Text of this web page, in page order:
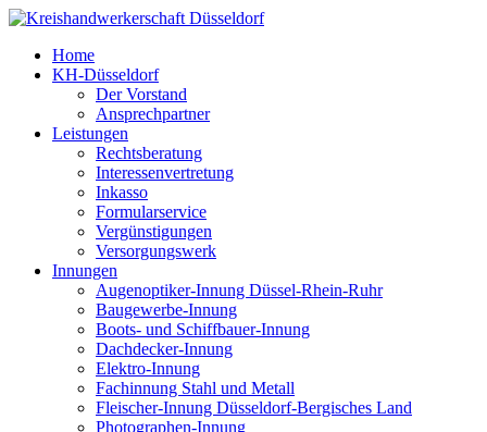
Home
KH-Düsseldorf
Der Vorstand
Ansprechpartner
Leistungen
Rechtsberatung
Interessenvertretung
Inkasso
Formularservice
Vergünstigungen
Versorgungswerk
Innungen
Augenoptiker-Innung Düssel-Rhein-Ruhr
Baugewerbe-Innung
Boots- und Schiffbauer-Innung
Dachdecker-Innung
Elektro-Innung
Fachinnung Stahl und Metall
Fleischer-Innung Düsseldorf-Bergisches Land
Photographen-Innung